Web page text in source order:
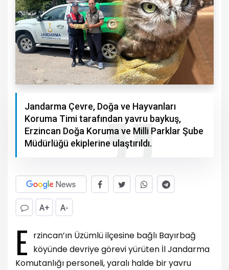
Jandarma Çevre, Doğa ve Hayvanları
Koruma Timi tarafından yavru baykuş,
Erzincan Doğa Koruma ve Milli Parklar Şube
Müdürlüğü ekiplerine ulaştırıldı.
A+ A-
E rzincan’ın Üzümlü ilçesine bağlı Bayırbağ
köyünde devriye görevi yürüten İl Jandarma
Komutanlığı personeli, yaralı halde bir yavru